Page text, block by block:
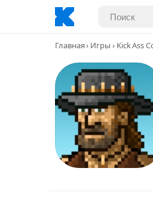
Главная Игры Kick Ass